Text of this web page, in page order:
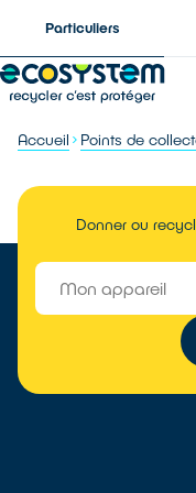
Particuliers
Accueil Points de
Donner ou